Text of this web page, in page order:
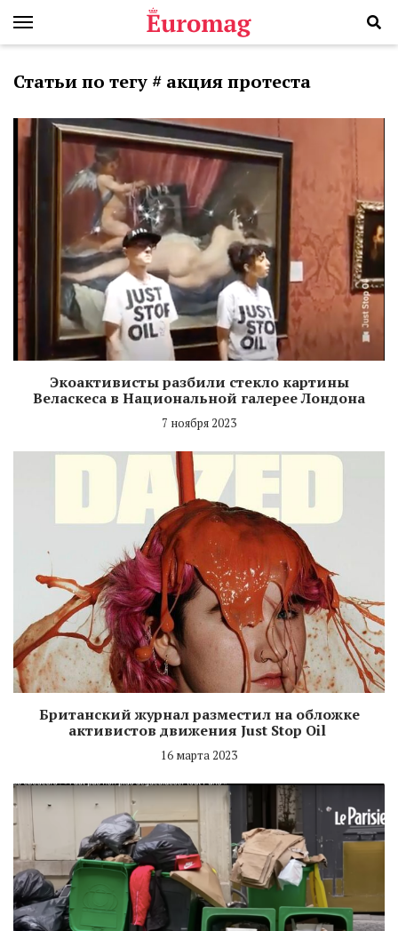
Статьи по тегу # акция протеста
Экоактивисты разбили стекло картины
Веласкеса в Национальной галерее Лондона
7 ноября 2023
Британский журнал разместил на обложке
активистов движения Just Stop Oil
16 марта 2023